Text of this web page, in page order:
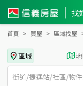
找
彰化縣
首頁 買屋 區域找屋
區域
彰化縣鹿港鎮買房：其